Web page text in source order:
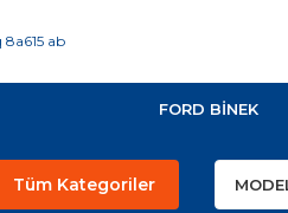
FORD BİNEK
Tüm Kategoriler